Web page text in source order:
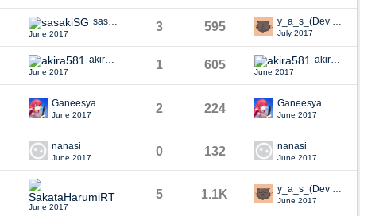
June 2017
3 595 July 2017
June 2017
1 605
June 2017
Ganeesya
June 2017 2 224 Ganeesya
June 2017
nanasi
June 2017 0 132 nanasi
June 2017
June 2017
5 1.1K June 2017